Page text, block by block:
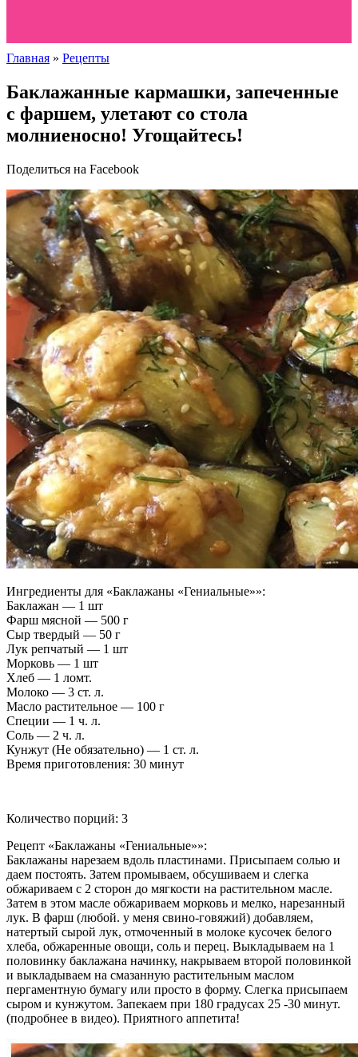
Главная » Рецепты
Баклажанные кармашки, запеченные
с фаршем, улетают со стола
молниеносно! Угощайтесь!
Поделиться на Facebook
Ингредиенты для «Баклажаны «Гениальные»»:
Баклажан — 1 шт
Фарш мясной — 500 г
Сыр твердый — 50 г
Лук репчатый — 1 шт
Морковь — 1 шт
Хлеб — 1 ломт.
Молоко — 3 ст. л.
Масло растительное — 100 г
Специи — 1 ч. л.
Соль — 2 ч. л.
Кунжут (Не обязательно) — 1 ст. л.
Время приготовления: 30 минут
Количество порций: 3
Рецепт «Баклажаны «Гениальные»»:
Баклажаны нарезаем вдоль пластинами. Присыпаем солью и
даем постоять. Затем промываем, обсушиваем и слегка
обжариваем с 2 сторон до мягкости на растительном масле.
Затем в этом масле обжариваем морковь и мелко, нарезанный
лук. В фарш (любой. у меня свино-говяжий) добавляем,
натертый сырой лук, отмоченный в молоке кусочек белого
хлеба, обжаренные овощи, соль и перец. Выкладываем на 1
половинку баклажана начинку, накрываем второй половинкой
и выкладываем на смазанную растительным маслом
пергаментную бумагу или просто в форму. Слегка присыпаем
сыром и кунжутом. Запекаем при 180 градусах 25 -30 минут.
(подробнее в видео). Приятного аппетита!